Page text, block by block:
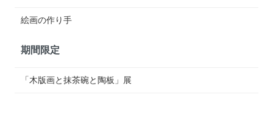
絵画の作り手
期間限定
「木版画と抹茶碗と陶板」展